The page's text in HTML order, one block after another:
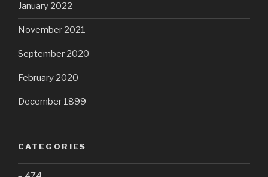
January 2022
November 2021
September 2020
February 2020
December 1899
CATEGORIES